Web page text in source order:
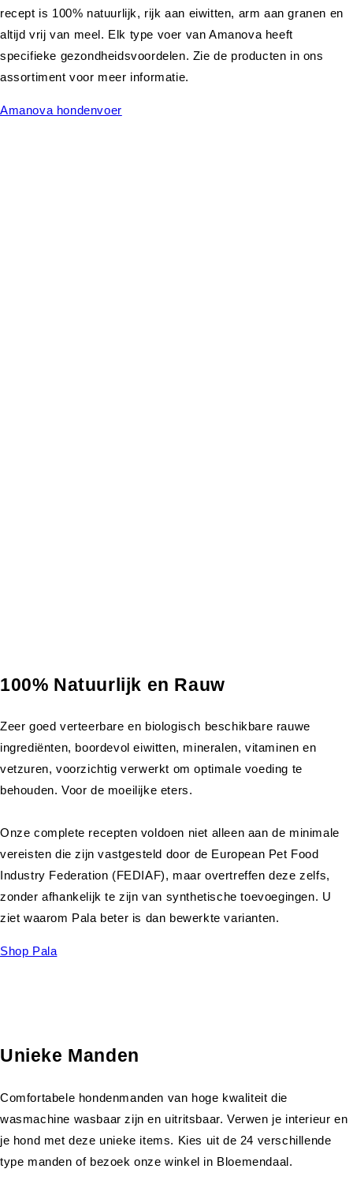
recept is 100% natuurlijk, rijk aan eiwitten, arm aan granen en
altijd vrij van meel. Elk type voer van Amanova heeft
specifieke gezondheidsvoordelen. Zie de producten in ons
assortiment voor meer informatie.
Amanova hondenvoer
100% Natuurlijk en Rauw
Zeer goed verteerbare en biologisch beschikbare rauwe
ingrediënten, boordevol eiwitten, mineralen, vitaminen en
vetzuren, voorzichtig verwerkt om optimale voeding te
behouden. Voor de moeilijke eters.
Onze complete recepten voldoen niet alleen aan de minimale
vereisten die zijn vastgesteld door de European Pet Food
Industry Federation (FEDIAF), maar overtreffen deze zelfs,
zonder afhankelijk te zijn van synthetische toevoegingen. U
ziet waarom Pala beter is dan bewerkte varianten.
Shop Pala
Unieke Manden
Comfortabele hondenmanden van hoge kwaliteit die
wasmachine wasbaar zijn en uitritsbaar. Verwen je interieur en
je hond met deze unieke items. Kies uit de 24 verschillende
type manden of bezoek onze winkel in Bloemendaal.